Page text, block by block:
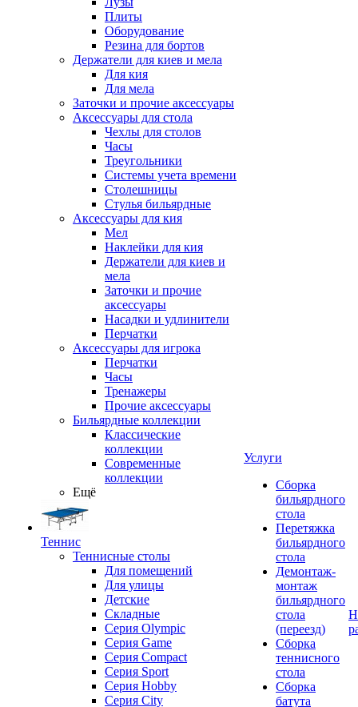
Плиты
Оборудование
Резина для бортов
Держатели для киев и мела
Для кия
Для мела
Заточки и прочие аксессуары
Аксессуары для стола
Чехлы для столов
Часы
Треугольники
Системы учета времени
Столешницы
Стулья бильярдные
Аксессуары для кия
Мел
Наклейки для кия
Держатели для киев и
мела
Заточки и прочие
аксессуары
Насадки и удлинители
Перчатки
Аксессуары для игрока
Перчатки
Часы
Тренажеры
Прочие аксессуары
Бильярдные коллекции
Классические
коллекции
Современные
коллекции
Ещё
Теннис
Теннисные столы
Для помещений
Для улицы
Детские
Складные
Серия Olympic
Серия Game
Серия Compact
Серия Sport
Серия Hobby
Серия City
Услуги
Сборка
бильярдного
стола
Перетяжка
бильярдного
стола
Демонтаж-
монтаж
бильярдного
стола
(переезд)
Сборка
теннисного
стола
Сборка
батута